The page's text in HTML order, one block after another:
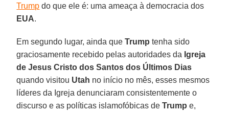
Trump do que ele é: uma ameaça à democracia dos
EUA.
Em segundo lugar, ainda queTrump tenha sido
graciosamente recebido pelas autoridades da Igreja
de Jesus Cristo dos Santos dos Últimos Dias
quando visitou Utah no início no mês, esses mesmos
líderes da Igreja denunciaram consistentemente o
discurso e as políticas islamofóbicas deTrump e,